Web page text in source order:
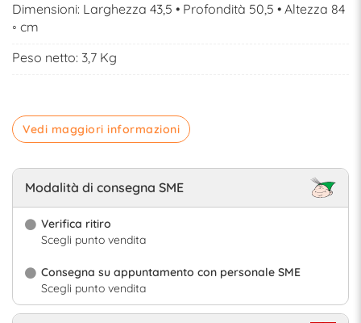
Dimensioni: Larghezza 43,5 • Profondità 50,5 • Altezza 84
◦ cm
Peso netto: 3,7 Kg
Vedi maggiori informazioni
Modalità di consegna SME
Verifica ritiro
Scegli punto vendita
Consegna su appuntamento con personale SME
Scegli punto vendita